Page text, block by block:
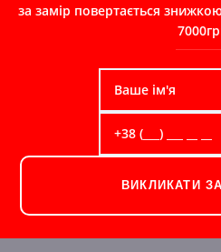
за замір повертається
ВИКЛИКАТИ